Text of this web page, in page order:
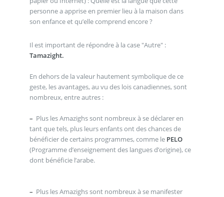
personne a apprise en premier lieu à la maison dans
son enfance et qu’elle comprend encore ?
Il est important de répondre à la case "Autre" :
Tamazight.
En dehors de la valeur hautement symbolique de ce
geste, les avantages, au vu des lois canadiennes, sont
nombreux, entre autres :
– Plus les Amazighs sont nombreux à se déclarer en
tant que tels, plus leurs enfants ont des chances de
bénéficier de certains programmes, comme le PELO
(Programme d’enseignement des langues d’origine), ce
dont bénéficie l’arabe.
– Plus les Amazighs sont nombreux à se manifester